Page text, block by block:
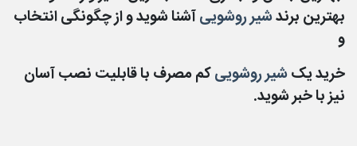
بهترین برندشیر روشوییآشنا شوید و از چگونگی انتخاب
و
خرید یکشیر روشوییکم مصرف با قابلیت نصب آسان
نیز با خبر شوید.